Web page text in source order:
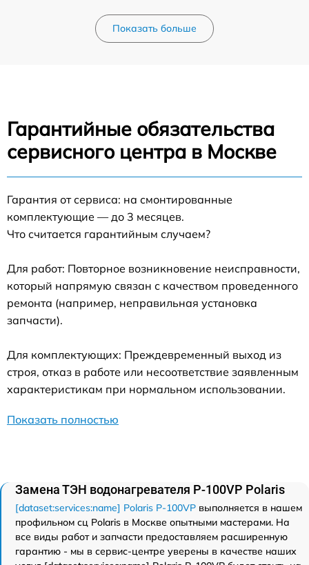
Показать больше
Гарантийные обязательства
сервисного центра в Москве
Гарантия от сервиса: на смонтированные
комплектующие — до 3 месяцев.
Что считается гарантийным случаем?
Для работ: Повторное возникновение неисправности,
который напрямую связан с качеством проведенного
ремонта (например, неправильная установка
запчасти).
Для комплектующих: Преждевременный выход из
строя, отказ в работе или несоответствие заявленным
характеристикам при нормальном использовании.
Показать полностью
Замена ТЭН водонагревателя P-100VP Polaris
[dataset:services:name] Polaris P-100VP выполняется в нашем
профильном сц Polaris в Москве опытными мастерами. На
все виды работ и запчасти предоставляем расширенную
гарантию - мы в сервис-центре уверены в качестве наших